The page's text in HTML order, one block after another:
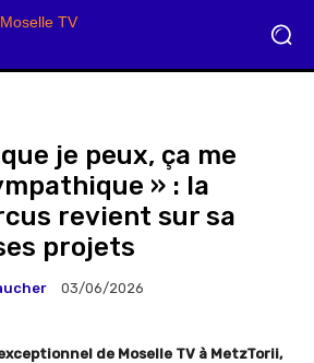
je peux, ça me
» : la
revient sur sa
projets
03/06/2026
de Moselle TV à MetzTorii,